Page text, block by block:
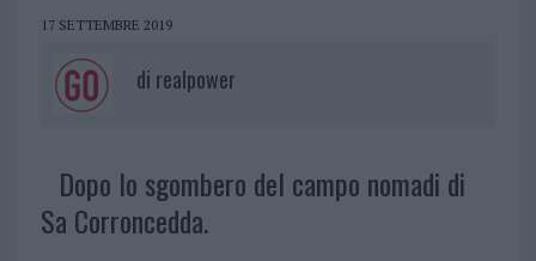
17 SETTEMBRE 2019
di realpower
Dopo lo sgombero del campo nomadi di
Sa Corroncedda.